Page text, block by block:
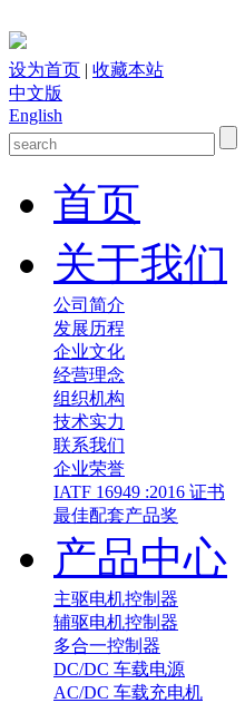
设为首页 | 收藏本站
中文版
English
首页
关于我们
公司简介
发展历程
企业文化
经营理念
组织机构
技术实力
联系我们
企业荣誉
IATF 16949 :2016 证书
最佳配套产品奖
产品中心
主驱电机控制器
辅驱电机控制器
多合一控制器
DC/DC 车载电源
AC/DC 车载充电机